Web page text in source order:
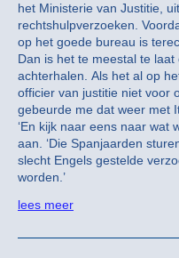
het Ministerie van Justitie,
rechtshulpverzoeken.
op het goede bureau is
Dan is het te meestal te
achterhalen. Als het al op
officier van justitie niet voor
gebeurde me dat weer met
‘En kijk naar eens naar wat
aan. ‘Die Spanjaarden
slecht Engels gestelde
worden.’
lees meer